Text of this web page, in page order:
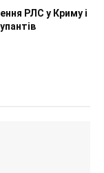
РЛС у Криму і